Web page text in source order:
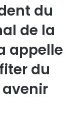
du
de la
appelle
du